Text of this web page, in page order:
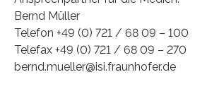
Bernd Müller
Telefon +49 (0) 721 / 68 09 – 100
Telefax +49 (0) 721 / 68 09 – 270
bernd.mueller@isi.fraunhofer.de